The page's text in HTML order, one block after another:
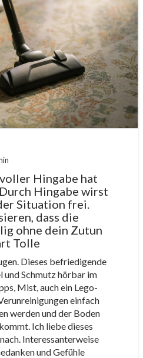
Hingabe hat
Hingabe wirst
Situation frei.
dass die
ohne dein Zutun
Tolle
Dieses befriedigende
und Schmutz hörbar im
Mist, auch ein Lego-
einfach
werden und der Boden
Ich liebe dieses
Interessanterweise
und Gefühle